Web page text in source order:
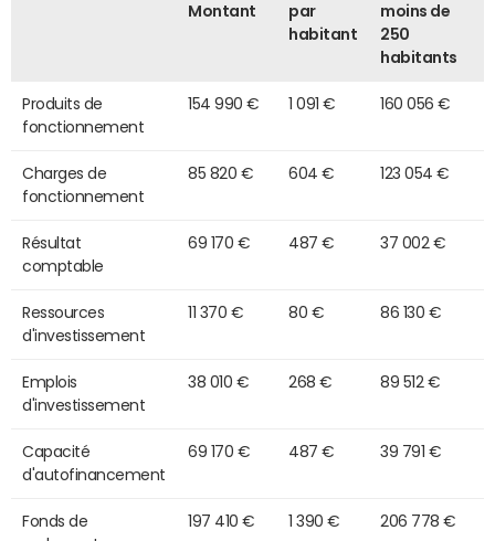
Montant
par
habitant
moins de
250
habitants
Produits de
fonctionnement
154 990 € 1 091 € 160 056 €
Charges de
fonctionnement
85 820 € 604 € 123 054 €
Résultat
comptable
69 170 € 487 € 37 002 €
Ressources
d'investissement
11 370 € 80 € 86 130 €
Emplois
d'investissement
38 010 € 268 € 89 512 €
Capacité
d'autofinancement
69 170 € 487 € 39 791 €
Fonds de
197 410 € 1 390 € 206 778 €